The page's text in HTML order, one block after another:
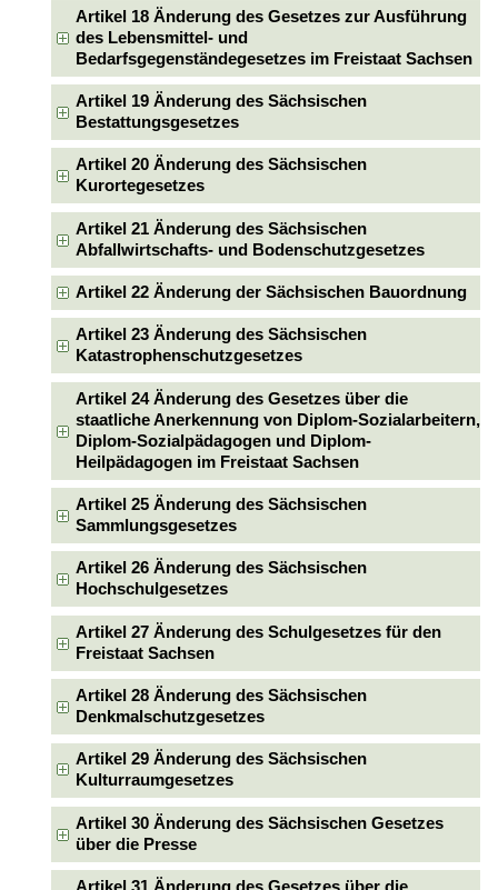
Artikel 18 Änderung des Gesetzes zur Ausführung
des Lebensmittel- und
Bedarfsgegenständegesetzes im Freistaat Sachsen
Artikel 19 Änderung des Sächsischen
Bestattungsgesetzes
Artikel 20 Änderung des Sächsischen
Kurortegesetzes
Artikel 21 Änderung des Sächsischen
Abfallwirtschafts- und Bodenschutzgesetzes
Artikel 22 Änderung der Sächsischen Bauordnung
Artikel 23 Änderung des Sächsischen
Katastrophenschutzgesetzes
Artikel 24 Änderung des Gesetzes über die
staatliche Anerkennung von Diplom-Sozialarbeitern,
Diplom-Sozialpädagogen und Diplom-
Heilpädagogen im Freistaat Sachsen
Artikel 25 Änderung des Sächsischen
Sammlungsgesetzes
Artikel 26 Änderung des Sächsischen
Hochschulgesetzes
Artikel 27 Änderung des Schulgesetzes für den
Freistaat Sachsen
Artikel 28 Änderung des Sächsischen
Denkmalschutzgesetzes
Artikel 29 Änderung des Sächsischen
Kulturraumgesetzes
Artikel 30 Änderung des Sächsischen Gesetzes
über die Presse